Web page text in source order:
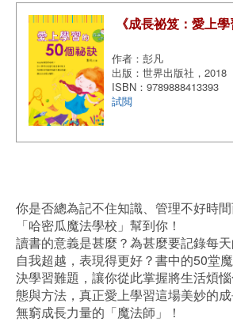
《成長祕笈：愛上
作者：彭凡
出版：世界出版社，2018
ISBN：9789888413393
試閲
你是否總為記不住知識、管理不好時間
「哈密瓜魔法學校」幫到你！
讀書的意義是甚麼？為甚麼要記錄每
自我超越，表現得更好？書中的50堂
決學習難題，讓你從此掌握將生活煩
態與方法，真正愛上學習這場美妙的
無窮成長力量的「魔法師」！